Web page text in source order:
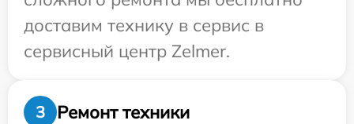
доставим технику в сервис в
сервисный центр Zelmer.
3
Ремонт техники